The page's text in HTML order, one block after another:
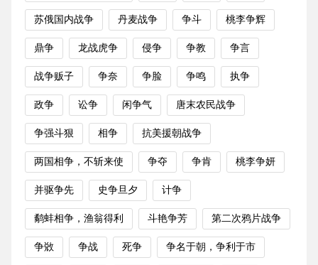
苏俄国内战争 丹麦战争 争斗 桃李争辉
鼎争 龙战虎争 侵争 争教 争言
战争贩子 争奈 争脸 争鸣 执争
政争 讼争 闲争气 唐末农民战争
争强斗狠 相争 抗美援朝战争
两国相争，不斩来使 争夺 争肯 桃李争妍
并驱争先 史争旦夕 计争
鹬蚌相争，渔翁得利 斗艳争芳 第二次鸦片战争
争敚 争战 死争 争名于朝，争利于市